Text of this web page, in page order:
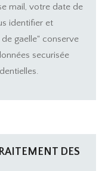
mail, votre date de
identifier et
gaelle" conserve
securisée
DES